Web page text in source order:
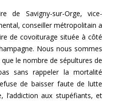
de Savigny-sur-Orge, vice-
conseiller métropolitain a
de covoiturage située à côté
Nous nous sommes
le nombre de sépultures de
sans rappeler la mortalité
de baisser faute de lutte
l’addiction aux stupéfiants, et